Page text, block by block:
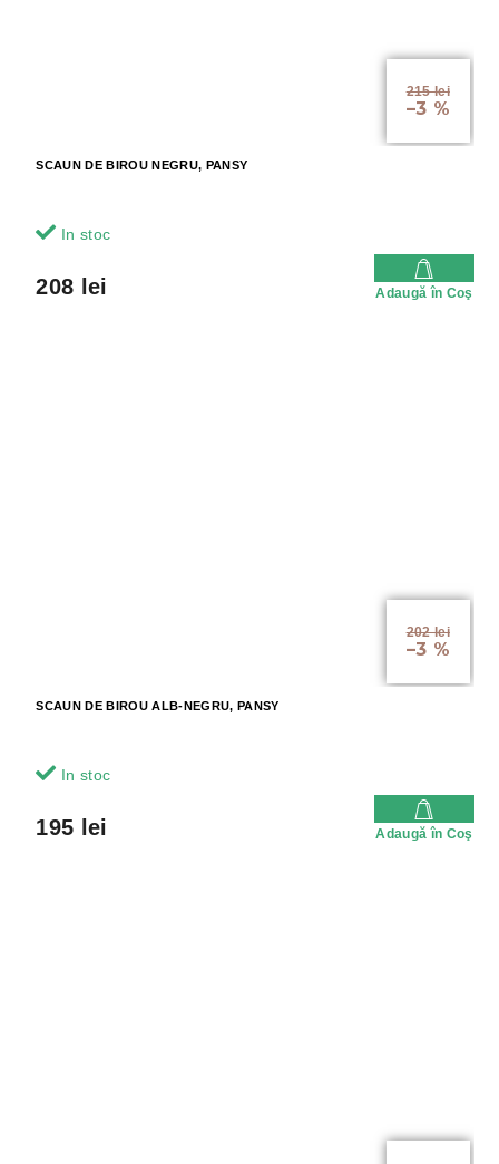
215 lei
–3 %
SCAUN DE BIROU NEGRU, PANSY
In stoc
208 lei Adaugă în Coş
202 lei
–3 %
SCAUN DE BIROU ALB-NEGRU, PANSY
In stoc
195 lei Adaugă în Coş